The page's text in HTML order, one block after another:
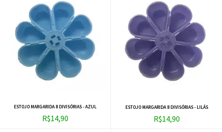
ESTOJO MARGARIDA 8 DIVISÓRIAS - AZUL
R$14,90
ESTOJO MARGARIDA 8 DIVISÓRIAS - LILÁS
R$14,90